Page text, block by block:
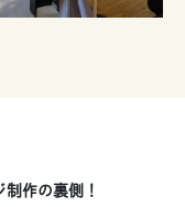
作の裏側！